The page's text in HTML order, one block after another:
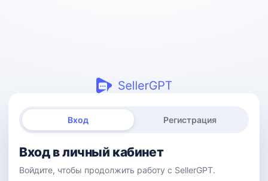
Вход Регистрация
Вход в личный кабинет
Войдите, чтобы продолжить работу с SellerGPT.